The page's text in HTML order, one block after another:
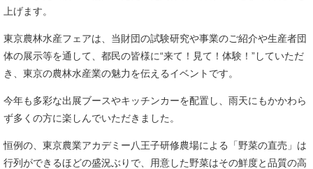
上げます。
東京農林水産フェアは、当財団の試験研究や事業のご紹介や生産者団
体の展示等を通して、都民の皆様に“来て！見て！体験！”していただ
き、東京の農林水産業の魅力を伝えるイベントです。
今年も多彩な出展ブースやキッチンカーを配置し、雨天にもかかわら
ず多くの方に楽しんでいただきました。
恒例の、東京農業アカデミー八王子研修農場による「野菜の直売」は
行列ができるほどの盛況ぶりで、用意した野菜はその鮮度と品質の高